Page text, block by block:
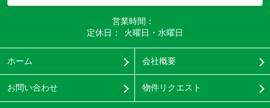
営業時間：
定休日：
火曜日・水曜日
ホーム 会社概要
お問い合わせ 物件リクエスト